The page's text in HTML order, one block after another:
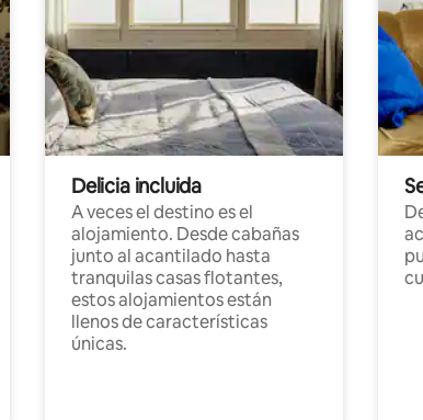
Delicia incluida
A veces el destino es el
alojamiento. Desde cabañas
junto al acantilado hasta
tranquilas casas flotantes,
estos alojamientos están
llenos de características
únicas.